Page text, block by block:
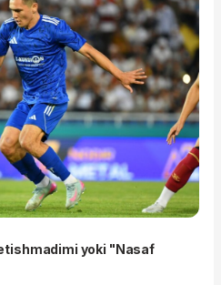
yoki "Nasaf